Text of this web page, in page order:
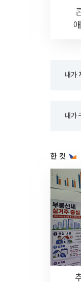
내가
내가
한 컷